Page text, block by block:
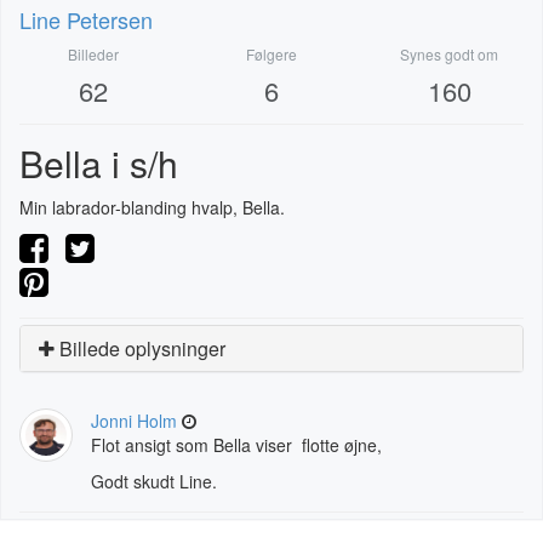
Line Petersen
Billeder
62
Følgere
6
Synes godt om
160
Bella i s/h
Min labrador-blanding hvalp, Bella.
Billede oplysninger
Jonni Holm
Flot ansigt som Bella viser flotte øjne,
Godt skudt Line.